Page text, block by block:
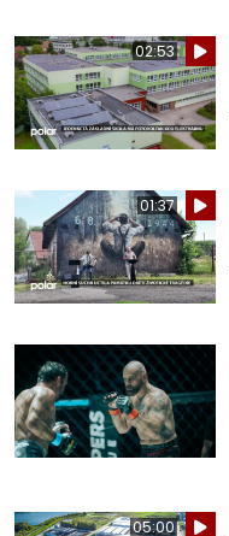
02:53
01:37
05:00